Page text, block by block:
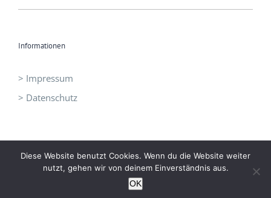
Informationen
> Impressum
> Datenschutz
I3 - Initiative Intelligent Innovation
Diese Website benutzt Cookies. Wenn du die Website weiter
nutzt, gehen wir von deinem Einverständnis aus.
OK